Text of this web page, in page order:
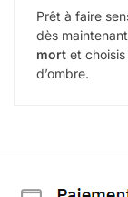
Prêt à faire
dès
mort et
d’ombre.